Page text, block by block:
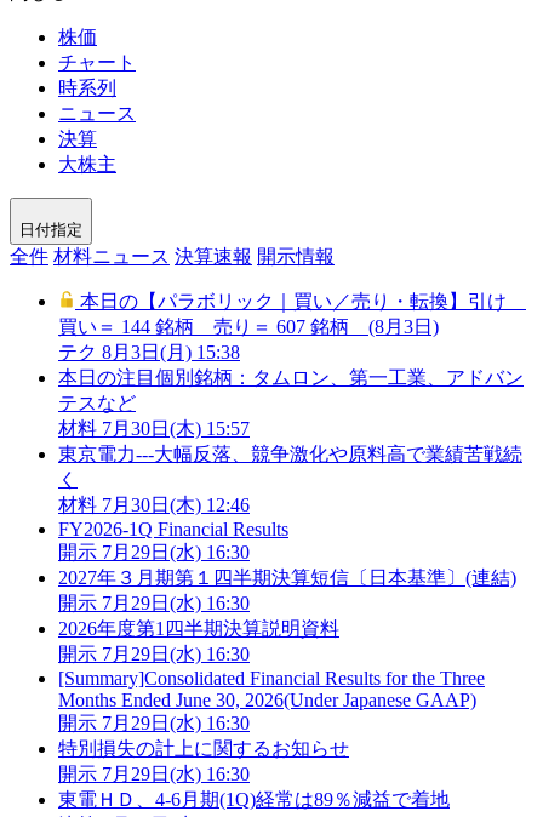
株価
チャート
時系列
ニュース
決算
大株主
日付指定
全件 材料ニュース 決算速報 開示情報
本日の【パラボリック｜買い／売り・転換】引け
買い＝ 144 銘柄 売り＝ 607 銘柄 (8月3日)
テク 8月3日(月) 15:38
本日の注目個別銘柄：タムロン、第一工業、アドバン
テスなど
材料 7月30日(木) 15:57
東京電力---大幅反落、競争激化や原料高で業績苦戦続
く
材料 7月30日(木) 12:46
FY2026-1Q Financial Results
開示 7月29日(水) 16:30
2027年３月期第１四半期決算短信〔日本基準〕(連結)
開示 7月29日(水) 16:30
2026年度第1四半期決算説明資料
開示 7月29日(水) 16:30
[Summary]Consolidated Financial Results for the Three
Months Ended June 30, 2026(Under Japanese GAAP)
開示 7月29日(水) 16:30
特別損失の計上に関するお知らせ
開示 7月29日(水) 16:30
東電ＨＤ、4-6月期(1Q)経常は89％減益で着地